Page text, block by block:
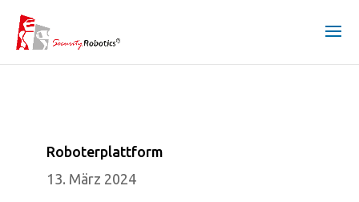
Roboterplattform
13. März 2024